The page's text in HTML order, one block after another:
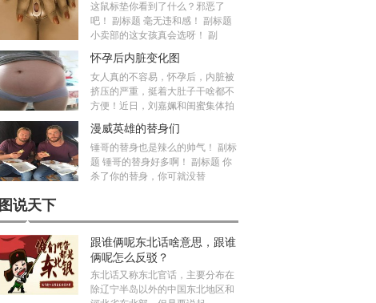
这鼠标垫你看到了什么？邪恶了
吧！ 副标题 毫无违和感！ 副标题
小卖部的这女孩真会选呀！ 副
怀孕后内脏变化图
女人真的不容易，怀孕后，内脏被
挤压的严重，挺着大肚子干啥都不
方便！近日，刘嘉姵和闺蜜集体拍
漫威英雄的替身们
锤哥的替身也是辣么的帅气！ 副标
题 锤哥的替身好多啊！ 副标题 你
杀了你的替身，你可就没替
图说天下
跟谁俩呢东北话啥意思，跟谁
俩呢怎么反驳？
东北话又称东北官话，主要分布在
除辽宁半岛以外的中国东北地区和